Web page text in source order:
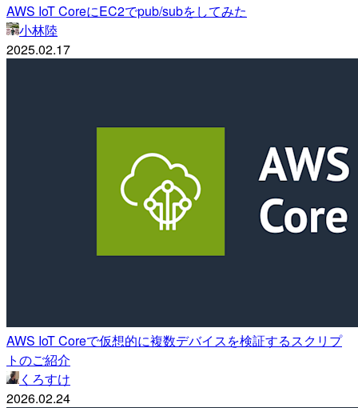
AWS IoT CoreにEC2でpub/subをしてみた
小林陸
2025.02.17
AWS IoT Coreで仮想的に複数デバイスを検証するスクリプ
トのご紹介
くろすけ
2026.02.24